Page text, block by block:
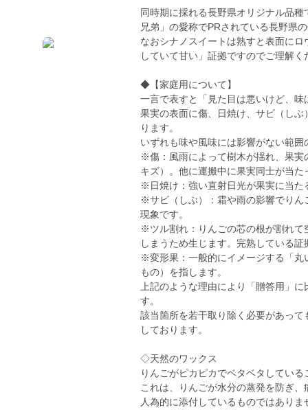
同時期に採れる長野県オリジナル品
兄弟」の愛称でPRされている長野県
なおシナノスイートは熟すと表面に
していて甘い」証拠ですのでご理解
◆【家庭用について】
一言で表すと「見た目は悪いけど、味
果実の表面に傷、日焼け、サビ（し
ります。
いずれも味や風味には影響がない範
※傷：風雨によって樹木が揺れ、果実
キズ）。他に運搬中に果実同士が当
※日焼け：強い直射日光が果実に当た
※サビ（しぶ）：霜や雨の影響でりん
現象です。
※ツル割れ：りんごの芯の根が割れて
しまうため生じます。完熟している
※変形果：一般的にイメージする「丸
もの）を指します。
上記のような理由により「贈答用」
す。
該当箇所を若干取り除く必要があっ
しております。
◇天然のワックス
りんごがピカピカでベタベタしてい
これは、りんごが水分の蒸発を防ぎ
人為的に添付しているものではありま